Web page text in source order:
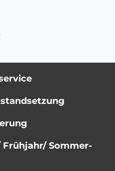
Sommer-